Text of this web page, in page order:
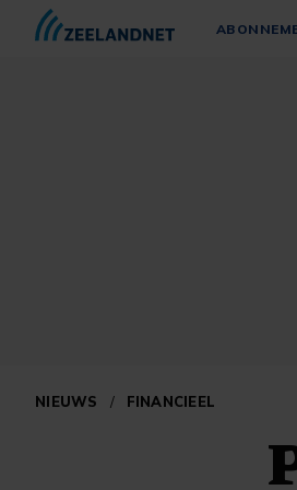
NIEUWS / FINANCIEEL